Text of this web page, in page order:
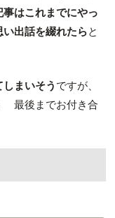
事はこれまでにやっ
出話を綴れたらと
まいそう ですが、
最後までお付き合